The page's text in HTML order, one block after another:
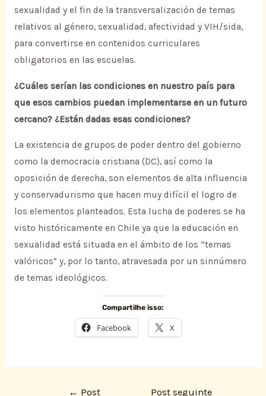
sexualidad y el fin de la transversalización de temas
relativos al género, sexualidad, afectividad y VIH/sida,
para convertirse en contenidos curriculares
obligatorios en las escuelas.
¿Cuáles serían las condiciones en nuestro país para
que esos cambios puedan implementarse en un futuro
cercano? ¿Están dadas esas condiciones?
La existencia de grupos de poder dentro del gobierno
como la democracia cristiana (DC), así como la
oposición de derecha, son elementos de alta influencia
y conservadurismo que hacen muy difícil el logro de
los elementos planteados. Esta lucha de poderes se ha
visto históricamente en Chile ya que la educación en
sexualidad está situada en el ámbito de los “temas
valóricos” y, por lo tanto, atravesada por un sinnúmero
de temas ideológicos.
Compartilhe isso:
Facebook X
← Post
Post seguinte